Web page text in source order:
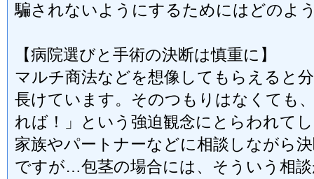
騙されないようにするためにはどのよ
【病院選びと手術の決断は慎重に】
マルチ商法などを想像してもらえると
長けています。そのつもりはなくても
れば！」という強迫観念にとらわれて
家族やパートナーなどに相談しながら
ですが…包茎の場合には、そういう相